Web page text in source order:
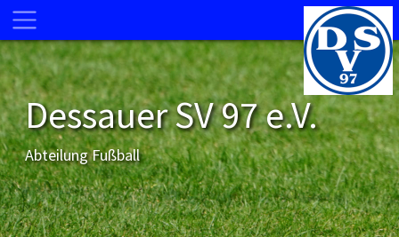
Dessauer SV 97 e.V.
Abteilung Fußball